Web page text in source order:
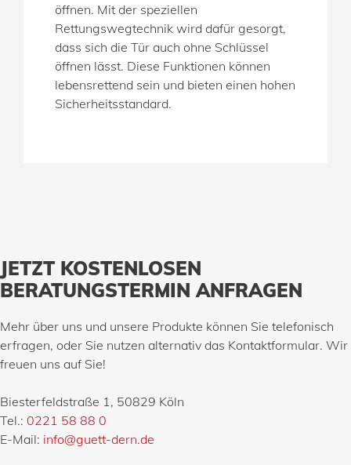
öffnen. Mit der speziellen
Rettungswegtechnik wird dafür gesorgt,
dass sich die Tür auch ohne Schlüssel
öffnen lässt. Diese Funktionen können
lebensrettend sein und bieten einen hohen
Sicherheitsstandard.
JETZT KOSTENLOSEN
BERATUNGSTERMIN ANFRAGEN
Mehr über uns und unsere Produkte können Sie telefonisch
erfragen, oder Sie nutzen alternativ das Kontaktformular. Wir
freuen uns auf Sie!
Biesterfeldstraße 1, 50829 Köln
Tel.: 0221 58 88 0
E-Mail: info@guett-dern.de